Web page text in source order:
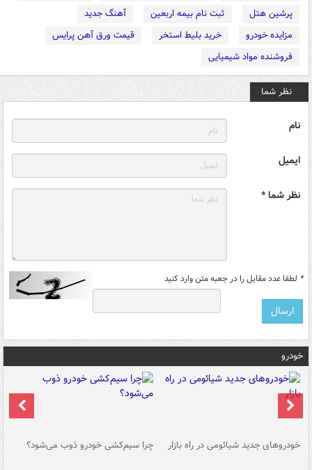
پرشین هتل
ثبت نام بیمه اربعین
آهنگ جدید
مزایده خودرو
خرید بلیط استخر
قیمت ورق آهن پرایس
فروشنده مواد شیمیایی
نظر شما
نام
ایمیل
نظر شما *
* لطفا عدد مقابل را در جعبه متن وارد کنید
خودرو
خودروهای جدید شیائومی در راه بازار چرا سیم‌کشی خودرو ذوب می‌شود؟